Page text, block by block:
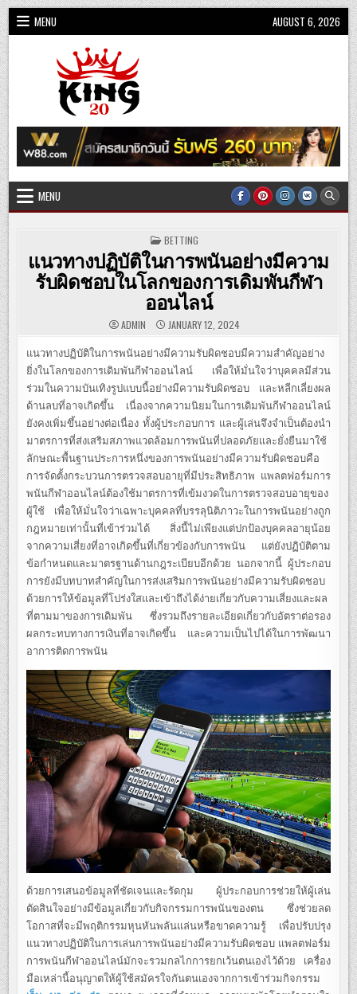
Skip
to
content
MENU AUGUST 6, 2026
King20
MENU
POSTED
IN
BETTING
แนวทางปฏิบัติในการพนันอย่างมีความ
รับผิดชอบในโลกของการเดิมพันกีฬา
ออนไลน์
ADMIN JANUARY 12, 2024
แนวทางปฏิบัติในการพนันอย่างมีความรับผิดชอบมีความสำคัญอย่าง
ยิ่งในโลกของการเดิมพันกีฬาออนไลน์ เพื่อให้มั่นใจว่าบุคคลมีส่วน
ร่วมในความบันเทิงรูปแบบนี้อย่างมีความรับผิดชอบ และหลีกเลี่ยงผล
ด้านลบที่อาจเกิดขึ้น เนื่องจากความนิยมในการเดิมพันกีฬาออนไลน์
ยังคงเพิ่มขึ้นอย่างต่อเนื่อง ทั้งผู้ประกอบการ และผู้เล่นจึงจำเป็นต้องนำ
มาตรการที่ส่งเสริมสภาพแวดล้อมการพนันที่ปลอดภัยและยั่งยืนมาใช้
ลักษณะพื้นฐานประการหนึ่งของการพนันอย่างมีความรับผิดชอบคือ
การจัดตั้งกระบวนการตรวจสอบอายุที่มีประสิทธิภาพ แพลตฟอร์มการ
พนันกีฬาออนไลน์ต้องใช้มาตรการที่เข้มงวดในการตรวจสอบอายุของ
ผู้ใช้ เพื่อให้มั่นใจว่าเฉพาะบุคคลที่บรรลุนิติภาวะในการพนันอย่างถูก
กฎหมายเท่านั้นที่เข้าร่วมได้ สิ่งนี้ไม่เพียงแต่ปกป้องบุคคลอายุน้อย
จากความเสี่ยงที่อาจเกิดขึ้นที่เกี่ยวข้องกับการพนัน แต่ยังปฏิบัติตาม
ข้อกำหนดและมาตรฐานด้านกฎระเบียบอีกด้วย นอกจากนี้ ผู้ประกอบ
การยังมีบทบาทสำคัญในการส่งเสริมการพนันอย่างมีความรับผิดชอบ
ด้วยการให้ข้อมูลที่โปร่งใสและเข้าถึงได้ง่ายเกี่ยวกับความเสี่ยงและผล
ที่ตามมาของการเดิมพัน ซึ่งรวมถึงรายละเอียดเกี่ยวกับอัตราต่อรอง
ผลกระทบทางการเงินที่อาจเกิดขึ้น และความเป็นไปได้ในการพัฒนา
อาการติดการพนัน
ด้วยการเสนอข้อมูลที่ชัดเจนและรัดกุม ผู้ประกอบการช่วยให้ผู้เล่น
ตัดสินใจอย่างมีข้อมูลเกี่ยวกับกิจกรรมการพนันของตน ซึ่งช่วยลด
โอกาสที่จะมีพฤติกรรมหุนหันพลันแล่นหรือขาดความรู้ เพื่อปรับปรุง
แนวทางปฏิบัติในการเล่นการพนันอย่างมีความรับผิดชอบ แพลตฟอร์ม
การพนันกีฬาออนไลน์มักจะรวมกลไกการยกเว้นตนเองไว้ด้วย เครื่อง
มือเหล่านี้อนุญาตให้ผู้ใช้สมัครใจกันตนเองจากการเข้าร่วมกิจกรรม